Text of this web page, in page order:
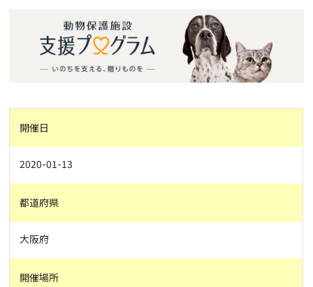
開催日
2020-01-13
都道府県
大阪府
開催場所